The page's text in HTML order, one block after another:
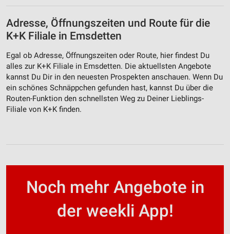
Adresse, Öffnungszeiten und Route für die
K+K Filiale in Emsdetten
Egal ob Adresse, Öffnungszeiten oder Route, hier findest Du
alles zur K+K Filiale in Emsdetten. Die aktuellsten Angebote
kannst Du Dir in den neuesten Prospekten anschauen. Wenn Du
ein schönes Schnäppchen gefunden hast, kannst Du über die
Routen-Funktion den schnellsten Weg zu Deiner Lieblings-
Filiale von K+K finden.
Noch mehr Angebote in
der weekli App!